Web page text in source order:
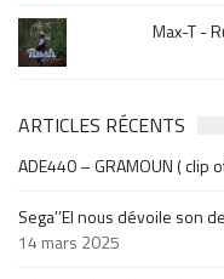
Max-T -
ARTICLES RÉCENTS
ADE440 – GRAMOUN ( clip
Sega’’El nous dévoile son
14 mars 2025